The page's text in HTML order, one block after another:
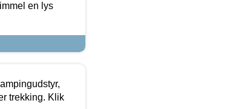
en lys
trekking. Klik